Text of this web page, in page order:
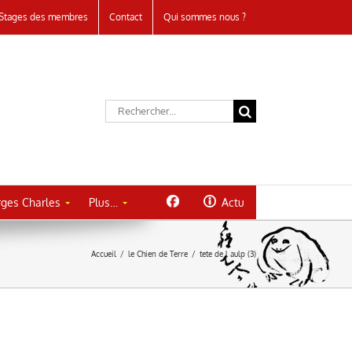
des membres Contact Qui sommes nous ?
Rechercher:
Charles Plus… Actu
Accueil / le Chien de Terre / tete de l aulp (3)